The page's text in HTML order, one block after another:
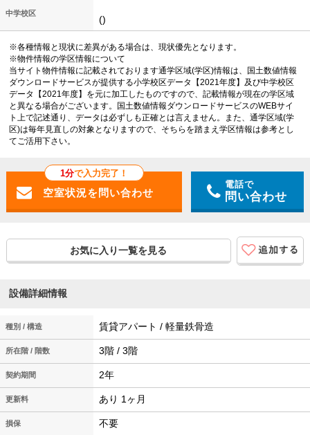
中学校区
()
※各種情報と現状に差異がある場合は、現状優先となります。
※物件情報の学区情報について
当サイト物件情報に記載されております通学区域(学区)情報は、国土数値情報
ダウンロードサービスが提供する小学校区データ【2021年度】及び中学校区
データ【2021年度】を元に加工したものですので、記載情報が現在の学区域
と異なる場合がございます。国土数値情報ダウンロードサービスのWEBサイ
ト上で記述通り、データは必ずしも正確とは言えません。また、通学区域(学
区)は毎年見直しの対象となりますので、そちらを踏まえ学区情報は参考とし
てご活用下さい。
1分で入力完了！
電話で
問い合わせ
お気に入り一覧を見る
設備詳細情報
種別 / 構造 賃貸アパート / 軽量鉄骨造
所在階 / 階数 3階 / 3階
契約期間 2年
更新料 あり 1ヶ月
損保 不要